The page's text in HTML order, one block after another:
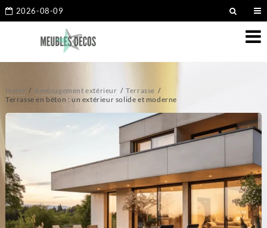
2026-08-09
Home Aménagement extérieur
Terrasse
Terrasse en béton : un extérieur solide et moderne